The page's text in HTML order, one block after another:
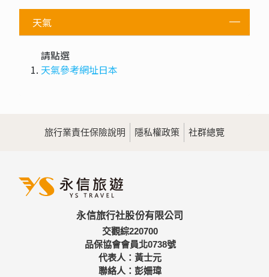
天氣
請點選
天氣參考網址日本
旅行業責任保險說明 隱私權政策 社群總覽
永信旅行社股份有限公司
交觀綜220700
品保協會會員北0738號
代表人：黃士元
聯絡人：彭姍瑋